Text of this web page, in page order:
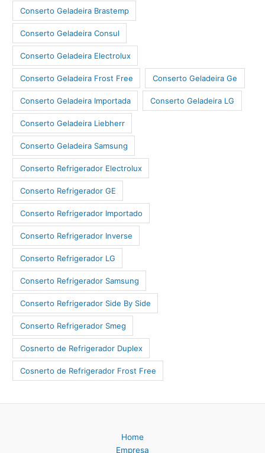
Conserto Geladeira Brastemp
Conserto Geladeira Consul
Conserto Geladeira Electrolux
Conserto Geladeira Frost Free Conserto Geladeira Ge
Conserto Geladeira Importada Conserto Geladeira LG
Conserto Geladeira Liebherr
Conserto Geladeira Samsung
Conserto Refrigerador Electrolux
Conserto Refrigerador GE
Conserto Refrigerador Importado
Conserto Refrigerador Inverse
Conserto Refrigerador LG
Conserto Refrigerador Samsung
Conserto Refrigerador Side By Side
Conserto Refrigerador Smeg
Cosnerto de Refrigerador Duplex
Cosnerto de Refrigerador Frost Free
Home
Empresa